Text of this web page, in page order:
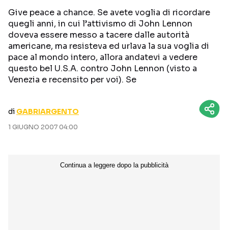
PERSONAGGI
Categorie
NOTIZIE
CURIOSITÀ
TRAILER
BOX OFFICE
Give peace a chance. Se avete voglia di ricordare
quegli anni, in cui l’attivismo di John Lennon
doveva essere messo a tacere dalle autorità
americane, ma resisteva ed urlava la sua voglia di
pace al mondo intero, allora andatevi a vedere
questo bel U.S.A. contro John Lennon (visto a
Venezia e recensito per voi). Se
di GABRIARGENTO
1 GIUGNO 2007 04:00